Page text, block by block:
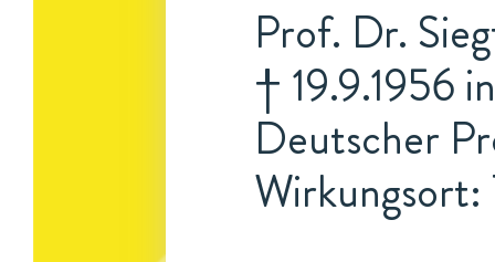
Prof. Dr.
† 19.9.1956
Deutscher
Wirkungsort: